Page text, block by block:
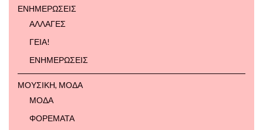
ΕΝΗΜΕΡΩΣΕΙΣ
ΑΛΛΑΓΕΣ
ΓΕΙΑ!
ΕΝΗΜΕΡΩΣΕΙΣ
ΜΟΥΣΙΚΗ, ΜΟΔΑ
ΜΟΔΑ
ΦΟΡΕΜΑΤΑ